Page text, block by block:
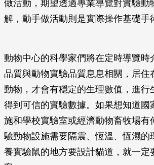
做活動，期望透過專業導覽對實驗動
解，動手做活動則是實際操作基礎手
動物中心的科學家們將在定時導覽時
品質與動物實驗品質息息相關，居住
動物，才會有穩定的生理數值，進行
得到可信的實驗數據。如果想知道國
施和學校實驗室或經濟動物畜牧場有
驗動物設施需要隔震、恆溫、恆濕的
養實驗鼠的地方要設計貓道，就一定